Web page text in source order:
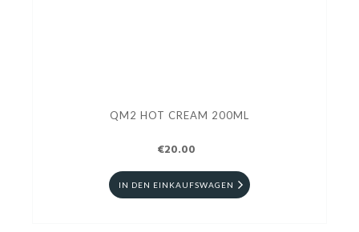
QM2 HOT CREAM 200ML
€20.00
IN DEN EINKAUFSWAGEN